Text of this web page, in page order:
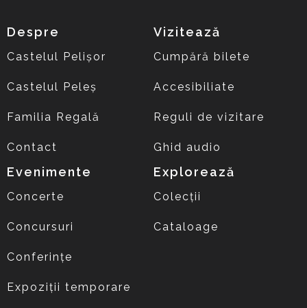
Despre
Castelul Pelișor
Castelul Peleș
Familia Regală
Contact
Vizitează
Cumpără bilete
Accesibiliate
Reguli de vizitare
Ghid audio
Evenimente
Concerte
Concursuri
Conferințe
Expoziții temporare
Explorează
Colecții
Cataloage